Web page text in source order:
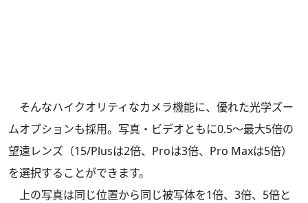
そんなハイクオリティなカメラ機能に、優れた光学ズー
ムオプションも採用。写真・ビデオともに0.5〜最大5倍の
望遠レンズ（15/Plusは2倍、Proは3倍、Pro Maxは5倍）
を選択することができます。
上の写真は同じ位置から同じ被写体を1倍、3倍、5倍と